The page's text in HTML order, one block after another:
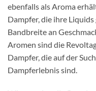
ebenfalls als Aroma
Dampfer, die ihre
Bandbreite an
Aromen sind die
Dampfer, die auf der
Dampferlebnis sind.